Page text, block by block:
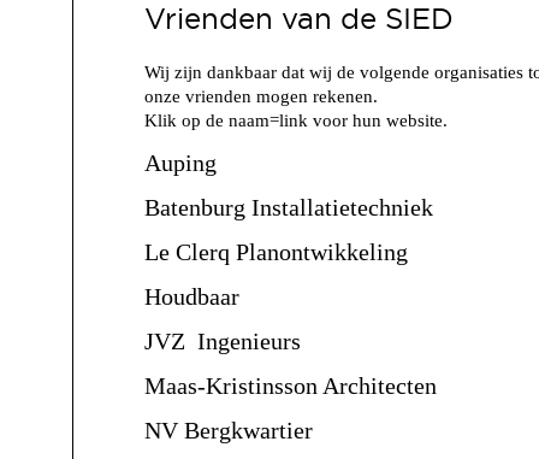
Vrienden van de SIED
Wij zijn dankbaar dat wij de volgende organisaties
onze vrienden mogen rekenen.
Klik op de naam=link voor hun website.
Auping
Batenburg Installatietechniek
Le Clerq Planontwikkeling
Houdbaar
JVZ Ingenieurs
Maas-Kristinsson Architecten
NV Bergkwartier